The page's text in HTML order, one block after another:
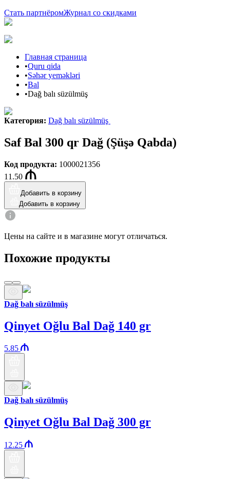
Стать партнёромЖурнал со скидками
Главная страница
•Quru qida
•Səhər yeməkləri
•Bal
•Dağ balı süzülmüş
Категория: Dağ balı süzülmüş
Saf Bal 300 qr Dağ (Şüşə Qabda)
Код продукта: 1000021356
11.50
Добавить в корзину
Добавить в корзину
Цены на сайте и в магазине могут отличаться.
Похожие продукты
Dağ balı süzülmüş
Qinyet Oğlu Bal Dağ 140 gr
5.85
Dağ balı süzülmüş
Qinyet Oğlu Bal Dağ 300 gr
12.25